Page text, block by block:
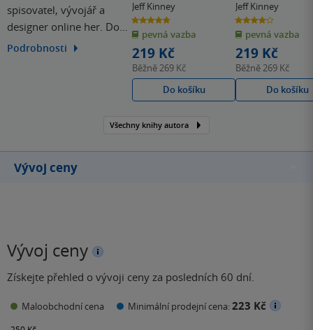
spisovatel, vývojář a
designer online her. Do
povědomí čtenářů
nejprodávanější dětský
Podrobnosti
Párty století
Jeff Kinney
4.8
z
5
hvězdiček
pevná vazba
219 Kč
Běžně269 Kč
Do košíku
Recept na
katastrofu
Jeff Kinney
4.2
z
5
hvězdiček
pevná vazba
219 Kč
Běžně269 Kč
Do košíku
Všechny knihy autora
Vývoj ceny
Vývoj ceny
Získejte přehled o vývoji ceny za posledních 60 dní.
Maloobchodní cena Minimální prodejní cena:223 Kč